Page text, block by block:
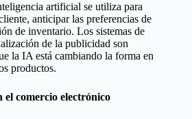
artificial se utiliza para
anticipar las preferencias de
de inventario. Los sistemas de
de la publicidad son
la IA está cambiando la forma en
productos.
el comercio electrónico